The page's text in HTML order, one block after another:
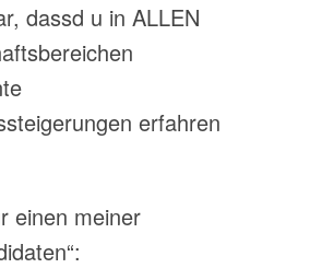
dassd u in ALLEN
erfahren
einen meiner